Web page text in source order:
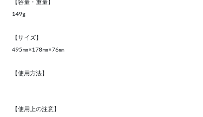
【容量・重量】
149g
【サイズ】
495㎜×178㎜×76㎜
【使用方法】
【使用上の注意】